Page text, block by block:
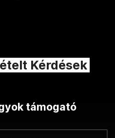
Kérdések
támogató